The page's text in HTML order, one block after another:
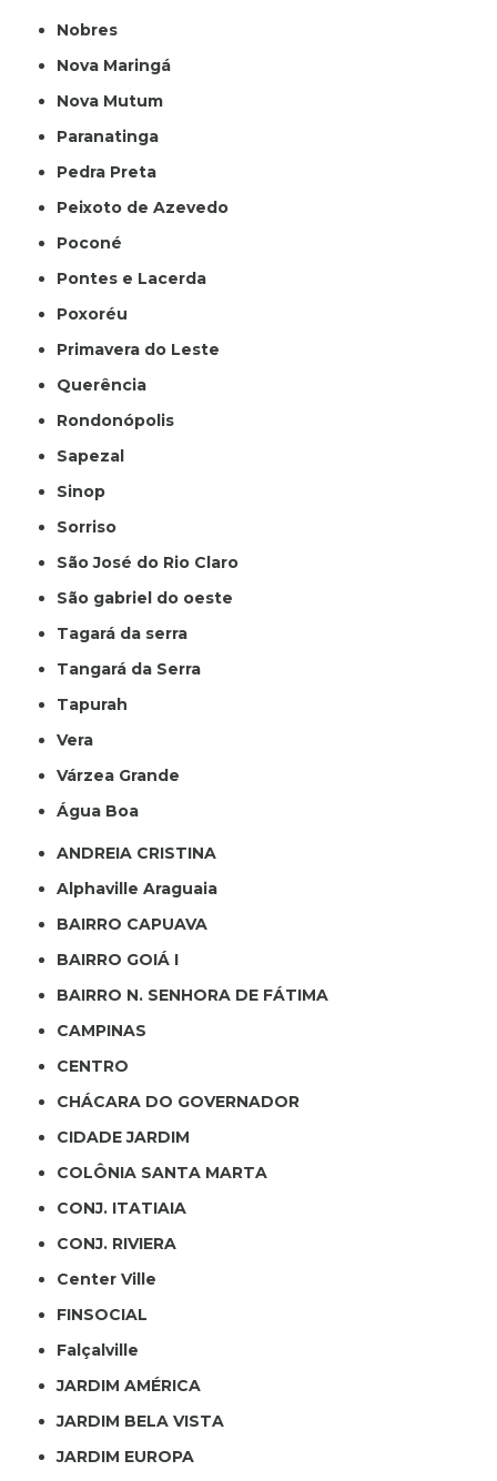
Nobres
Nova Maringá
Nova Mutum
Paranatinga
Pedra Preta
Peixoto de Azevedo
Poconé
Pontes e Lacerda
Poxoréu
Primavera do Leste
Querência
Rondonópolis
Sapezal
Sinop
Sorriso
São José do Rio Claro
São gabriel do oeste
Tagará da serra
Tangará da Serra
Tapurah
Vera
Várzea Grande
Água Boa
ANDREIA CRISTINA
Alphaville Araguaia
BAIRRO CAPUAVA
BAIRRO GOIÁ I
BAIRRO N. SENHORA DE FÁTIMA
CAMPINAS
CENTRO
CHÁCARA DO GOVERNADOR
CIDADE JARDIM
COLÔNIA SANTA MARTA
CONJ. ITATIAIA
CONJ. RIVIERA
Center Ville
FINSOCIAL
Falçalville
JARDIM AMÉRICA
JARDIM BELA VISTA
JARDIM EUROPA